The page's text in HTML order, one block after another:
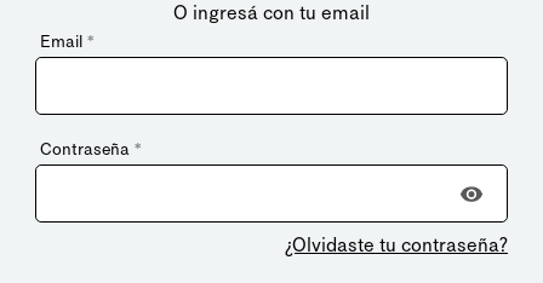
O ingresá con tu email
Email *
Contraseña *
¿Olvidaste tu contraseña?